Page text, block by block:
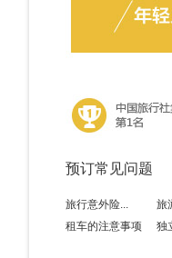
去巽寮湾旅游
请保留好导游
预订常见问题
旅行意外险...
旅
租车的注意事项
独